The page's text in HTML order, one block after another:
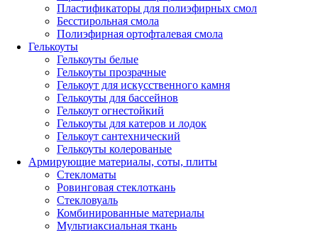
Пластификаторы для полиэфирных смол
Бесстирольная смола
Полиэфирная ортофталевая смола
Гелькоуты
Гелькоуты белые
Гелькоуты прозрачные
Гелькоут для искусственного камня
Гелькоуты для бассейнов
Гелькоут огнестойкий
Гелькоуты для катеров и лодок
Гелькоут сантехнический
Гелькоуты колерованые
Армирующие материалы, соты, плиты
Стекломаты
Ровинговая стеклоткань
Стекловуаль
Комбинированные материалы
Мультиаксиальная ткань